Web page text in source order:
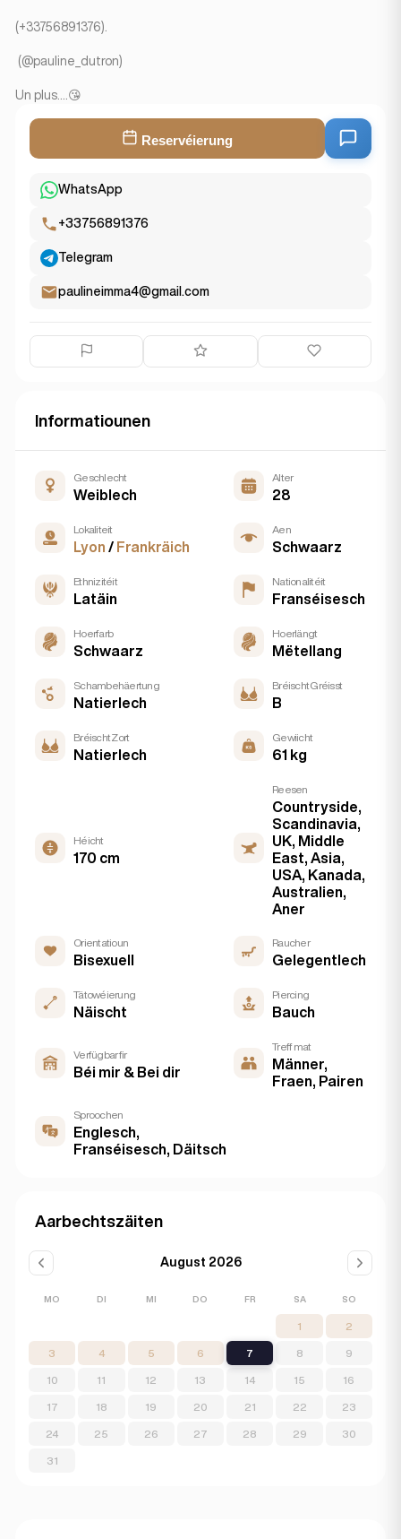
(+33756891376).
(@pauline_dutron)
Un plus....😘
Reservéierung
WhatsApp
+33756891376
Telegram
paulineimma4@gmail.com
Informatiounen
Geschlecht
Weiblech
Alter
28
Lokaliteit
Lyon / Frankräich
Aen
Schwaarz
Ethnizitéit
Latäin
Nationalitéit
Franséisesch
Hoerfarb
Schwaarz
Hoerlängt
Mëtellang
Schambehäertung
Natierlech
Bréischt Gréisst
B
Bréischt Zort
Natierlech
Gewiicht
61 kg
Héicht
170 cm
Reesen
Countryside,
Scandinavia,
UK, Middle
East, Asia,
USA, Kanada,
Australien,
Aner
Orientatioun
Bisexuell
Raucher
Gelegentlech
Tätowéierung
Näischt
Piercing
Bauch
Verfügbar fir
Béi mir & Bei dir
Treff mat
Männer,
Fraen, Pairen
Sproochen
Englesch,
Franséisesch, Däitsch
Aarbechtszäiten
August 2026
MO DI MI DO FR SA SO
1 2
3 4 5 6 7 8 9
10 11 12 13 14 15 16
17 18 19 20 21 22 23
24 25 26 27 28 29 30
31